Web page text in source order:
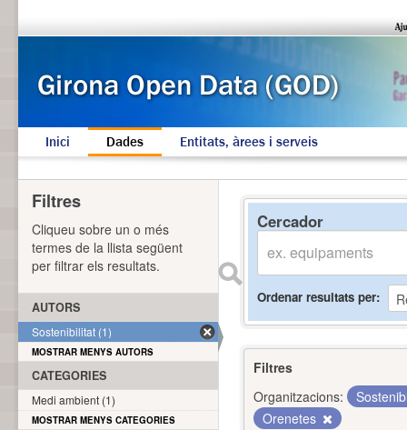
Inici Dades Entitats, àrees i serveis
Cercador
Ordenar resultats per
Filtres
Organitzacions:
Orenetes
Filtres
Cliqueu sobre un o més
termes de la llista següent
per filtrar els resultats.
AUTORS
Sostenibilitat (1)
MOSTRAR MENYS AUTORS
CATEGORIES
Medi ambient (1)
MOSTRAR MENYS CATEGORIES